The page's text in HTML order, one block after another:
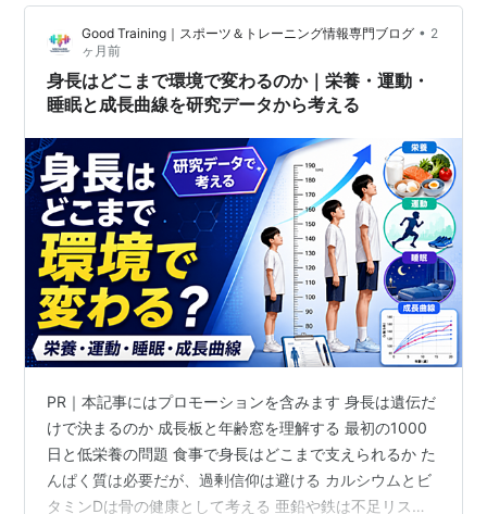
在でいたいって思ったよ(*≧∀≦*) ■会社名株式会社ウィ
ルプロジェクト ■住所〒102-0075東京都千代田区三番
町3-6ローダム三番町102 ■営業時間10:00～18:0…
Good Training｜スポーツ＆トレーニング情報専門ブログ • 2
ヶ月前
身長はどこまで環境で変わるのか｜栄養・運動・
睡眠と成長曲線を研究データから考える
PR｜本記事にはプロモーションを含みます 身長は遺伝だ
けで決まるのか 成長板と年齢窓を理解する 最初の1000
日と低栄養の問題 食事で身長はどこまで支えられるか た
んぱく質は必要だが、過剰信仰は避ける カルシウムとビ
タミンDは骨の健康として考える 亜鉛や鉄は不足リスク